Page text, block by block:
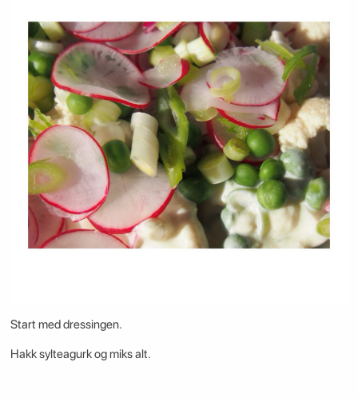
Start med dressingen.
Hakk sylteagurk og miks alt.